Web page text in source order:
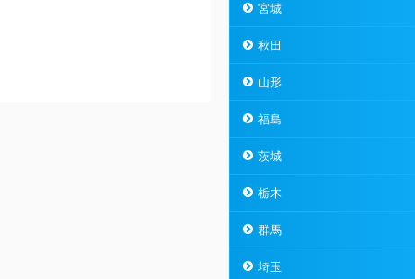
宮城
秋田
山形
福島
茨城
栃木
群馬
埼玉